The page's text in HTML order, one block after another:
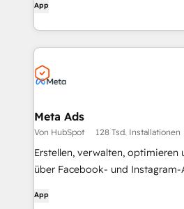
App
Meta Ads
Von HubSpot 128 Tsd. Installationen
Erstellen, verwalten, optimieren
über Facebook- und
App